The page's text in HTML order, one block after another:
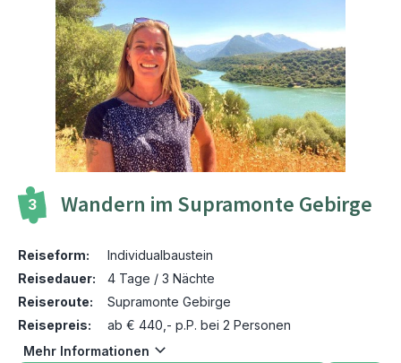
3 Wandern im Supramonte Gebirge
Reiseform:
Individualbaustein
Reisedauer:
4 Tage / 3 Nächte
Reiseroute:
Supramonte Gebirge
Reisepreis:
ab € 440,- p.P. bei 2 Personen
Mehr Informationen